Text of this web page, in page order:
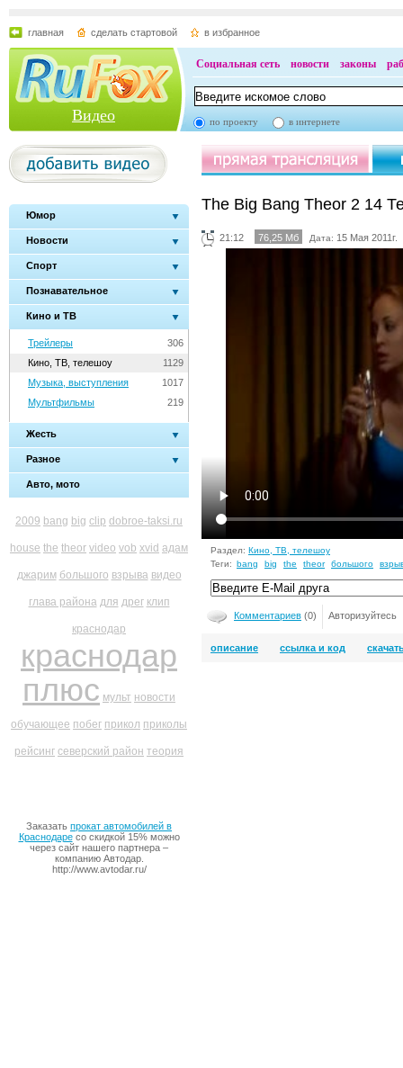
главная сделать стартовой в избранное
Видео
Социальная сеть новости законы
по проекту в интернете
Юмор
Новости
Спорт
Познавательное
Кино и ТВ
306
Трейлеры
1129
Кино, ТВ, телешоу
1017
Музыка, выступления
219
Мультфильмы
Жесть
Разное
Авто, мото
2009 bang big clip dobroe-taksi.ru
house the theor video vob xvid адам
джарим большого взрыва видео
глава района для дрег клип
краснодар
краснодар
плюс мульт новости
обучающее побег прикол приколы
рейсинг северский район теория
Заказать прокат автомобилей в
Краснодаресо скидкой 15% можно
через сайт нашего партнера –
компанию Автодар.
http://www.avtodar.ru/
The Big Bang Theor 2 14
21:12 76,25 Мб Дата: 15 Мая 2011г.
Раздел: Кино, ТВ, телешоу
Теги: bang big the theor большого
Комментариев (0) Авторизуйтесь
описание ссылка и код